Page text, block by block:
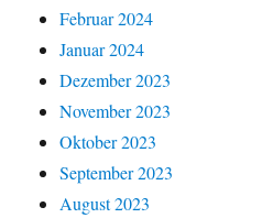
Februar 2024
Januar 2024
Dezember 2023
November 2023
Oktober 2023
September 2023
August 2023